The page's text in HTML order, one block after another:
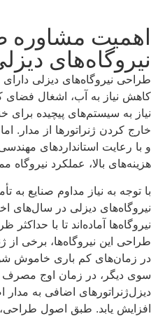
اهمیت مشاوره
نیروگاه‌های
طراحی نیروگاه‌های دیزلی
کاهش نیاز به آب، اشغال فضای
نیاز به سیستم‌های پیچیده
خارج کردن ژنراتورها از مدار.
و با رعایت استانداردهای
هزینه‌های بالا، عملکرد نیروگاه
با توجه به نیاز مداوم صنایع
نیروگاه‌های دیزلی در سال‌های
نیروگاه‌ها آماده‌اند تا با حداکثر
طراحی این نیروگاه‌ها، برخی از
در زمان‌های کم باری خاموش
سوی دیگر، در زمان اوج مصرف و
دیزل‌ژنراتورهای اضافی به مدار